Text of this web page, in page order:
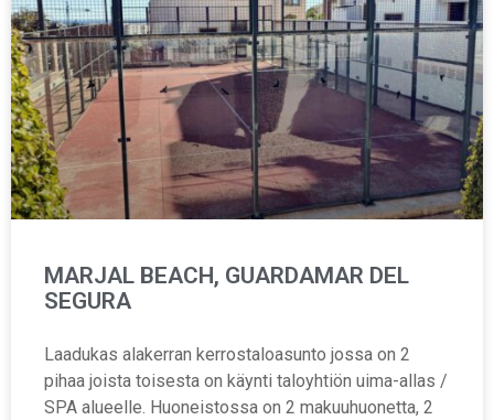
MARJAL BEACH, GUARDAMAR DEL
SEGURA
Laadukas alakerran kerrostaloasunto jossa on 2
pihaa joista toisesta on käynti taloyhtiön uima-allas /
SPA alueelle. Huoneistossa on 2 makuuhuonetta, 2